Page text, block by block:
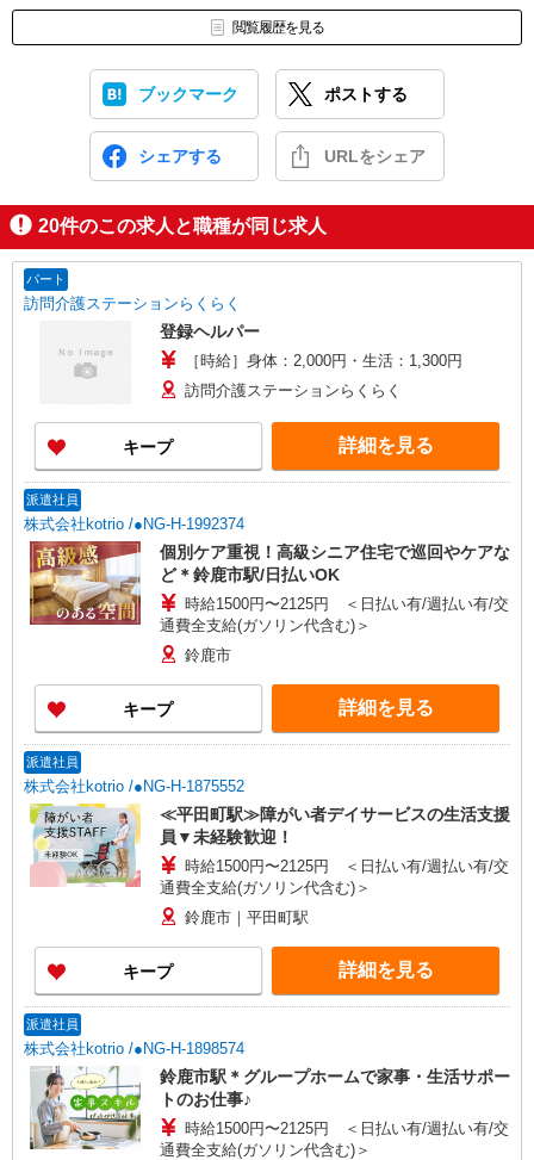
閲覧履歴を見る
ブックマーク ポストする
シェアする URLをシェア
20件のこの求人と職種が同じ求人
パート
訪問介護ステーションらくらく
登録ヘルパー
［時給］身体：2,000円・生活：1,300円
訪問介護ステーションらくらく
キープ 詳細を見る
派遣社員
株式会社kotrio /●NG-H-1992374
個別ケア重視！高級シニア住宅で巡回やケアな
ど＊鈴鹿市駅/日払いOK
時給1500円〜2125円 ＜日払い有/週払い有/交
通費全支給(ガソリン代含む)＞
鈴鹿市
キープ 詳細を見る
派遣社員
株式会社kotrio /●NG-H-1875552
≪平田町駅≫障がい者デイサービスの生活支援
員▼未経験歓迎！
時給1500円〜2125円 ＜日払い有/週払い有/交
通費全支給(ガソリン代含む)＞
鈴鹿市｜平田町駅
キープ 詳細を見る
派遣社員
株式会社kotrio /●NG-H-1898574
鈴鹿市駅＊グループホームで家事・生活サポー
トのお仕事♪
時給1500円〜2125円 ＜日払い有/週払い有/交
通費全支給(ガソリン代含む)＞